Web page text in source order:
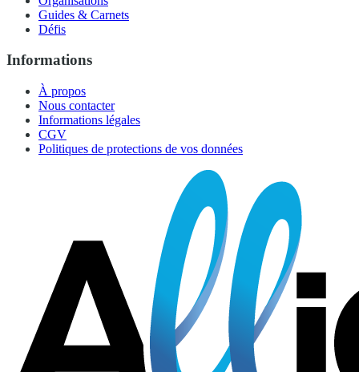
Guides & Carnets
Défis
Informations
À propos
Nous contacter
Informations légales
CGV
Politiques de protections de vos données